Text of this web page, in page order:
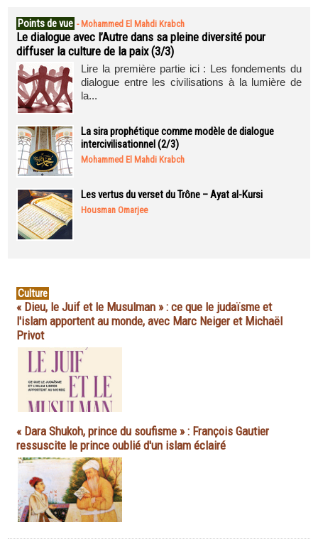
Points de vue - Mohammed El Mahdi Krabch
Le dialogue avec l’Autre dans sa pleine diversité pour
diffuser la culture de la paix (3/3)
Lire la première partie ici : Les fondements du
dialogue entre les civilisations à la lumière de
la...
La sira prophétique comme modèle de dialogue
intercivilisationnel (2/3)
Mohammed El Mahdi Krabch
Les vertus du verset du Trône – Ayat al-Kursi
Housman Omarjee
Culture
« Dieu, le Juif et le Musulman » : ce que le judaïsme et
l'islam apportent au monde, avec Marc Neiger et Michaël
Privot
« Dara Shukoh, prince du soufisme » : François Gautier
ressuscite le prince oublié d'un islam éclairé